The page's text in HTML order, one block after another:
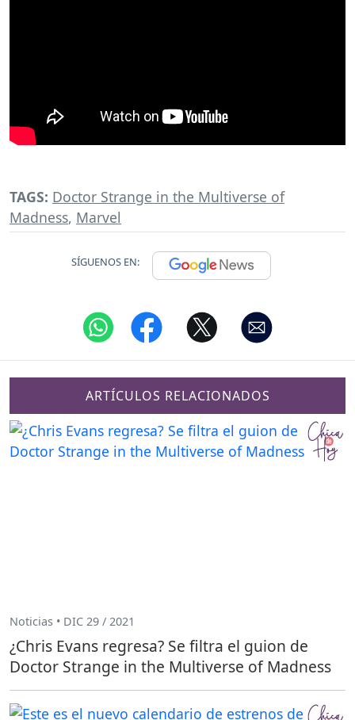
TAGS: Doctor Strange in the Multiverse of
Madness, Marvel
SÍGUENOS EN:
ARTÍCULOS RELACIONADOS
Noticias • DIC 29 / 2021
¿Chris Evans regresa? Se filtra el guion de
Doctor Strange in the Multiverse of Madness